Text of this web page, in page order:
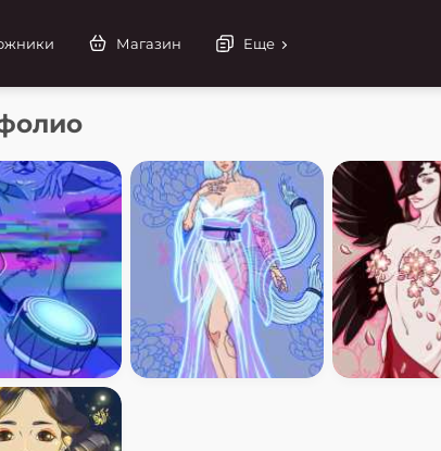
Магазин Еще